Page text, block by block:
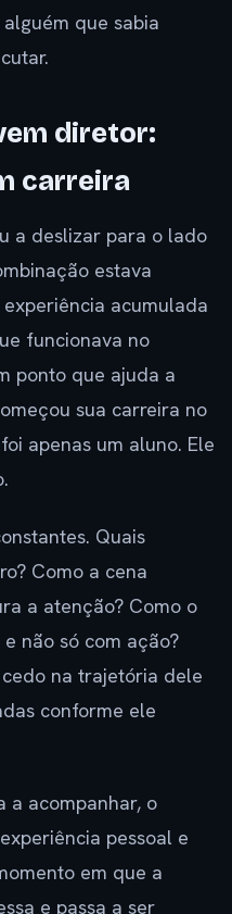
que sabia
diretor:
carreira
a deslizar para o lado
estava
acumulada
funcionava no
ponto que ajuda a
sua carreira no
apenas um aluno. Ele
Quais
Como a cena
a atenção? Como o
não só com ação?
na trajetória dele
conforme ele
a acompanhar, o
pessoal e
em que a
e passa a ser